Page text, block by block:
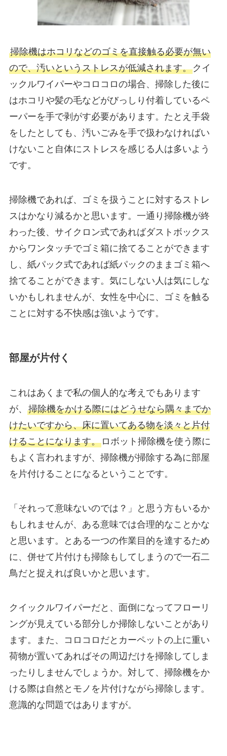
掃除機はホコリなどのゴミを直接触る必要が無い
ので、汚いというストレスが低減されます。クイ
ックルワイパーやコロコロの場合、掃除した後に
はホコリや髪の毛などがびっしり付着しているペ
ーパーを手で剥がす必要があります。たとえ手袋
をしたとしても、汚いごみを手で扱わなければい
けないこと自体にストレスを感じる人は多いよう
です。
掃除機であれば、ゴミを扱うことに対するストレ
スはかなり減るかと思います。一通り掃除機が終
わった後、サイクロン式であればダストボックス
からワンタッチでゴミ箱に捨てることができます
し、紙パック式であれば紙パックのままゴミ箱へ
捨てることができます。気にしない人は気にしな
いかもしれませんが、女性を中心に、ゴミを触る
ことに対する不快感は強いようです。
部屋が片付く
これはあくまで私の個人的な考えでもあります
が、 掃除機をかける際にはどうせなら隅々までか
けたいですから、床に置いてある物を淡々と片付
けることになります。ロボット掃除機を使う際に
もよく言われますが、掃除機が掃除する為に部屋
を片付けることになるということです。
「それって意味ないのでは？」と思う方もいるか
もしれませんが、ある意味では合理的なことかな
と思います。とある一つの作業目的を達するため
に、併せて片付けも掃除もしてしまうので一石二
鳥だと捉えれば良いかと思います。
クイックルワイパーだと、面倒になってフローリ
ングが見えている部分しか掃除しないことがあり
ます。また、コロコロだとカーペットの上に重い
荷物が置いてあればその周辺だけを掃除してしま
ったりしませんでしょうか。対して、掃除機をか
ける際は自然とモノを片付けながら掃除します。
意識的な問題ではありますが。